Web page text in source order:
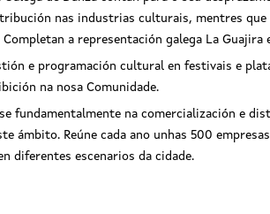
nas industrias culturais, mentres que
a representación galega La Guajira
e programación cultural en festivais e
na nosa Comunidade.
fundamentalmente na comercialización e
Reúne cada ano unhas 500
diferentes escenarios da cidade.